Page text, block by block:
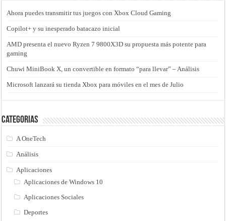
Ahora puedes transmitir tus juegos con Xbox Cloud Gaming
Copilot+ y su inesperado batacazo inicial
AMD presenta el nuevo Ryzen 7 9800X3D su propuesta más potente para
gaming
Chuwi MiniBook X, un convertible en formato “para llevar” – Análisis
Microsoft lanzará su tienda Xbox para móviles en el mes de Julio
Categorias
A OneTech
Análisis
Aplicaciones
Aplicaciones de Windows 10
Aplicaciones Sociales
Deportes